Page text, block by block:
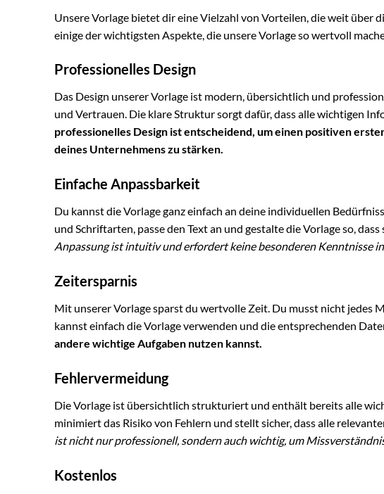
Unsere Vorlage bietet dir eine Vielzahl von Vorteilen, die weit über
einige der wichtigsten Aspekte, die unsere Vorlage so wertvoll
Professionelles Design
Das Design unserer Vorlage ist modern, übersichtlich und
und Vertrauen. Die klare Struktur sorgt dafür, dass alle wichtigen
professionelles Design ist entscheidend, um einen positiven
deines Unternehmens zu stärken.
Einfache Anpassbarkeit
Du kannst die Vorlage ganz einfach an deine individuellen
und Schriftarten, passe den Text an und gestalte die Vorlage so,
Anpassung ist intuitiv und erfordert keine besonderen Kenntnisse
Zeitersparnis
Mit unserer Vorlage sparst du wertvolle Zeit. Du musst nicht jedes
kannst einfach die Vorlage verwenden und die entsprechenden
andere wichtige Aufgaben nutzen kannst.
Fehlervermeidung
Die Vorlage ist übersichtlich strukturiert und enthält bereits alle
minimiert das Risiko von Fehlern und stellt sicher, dass alle
ist nicht nur professionell, sondern auch wichtig, um
Kostenlos